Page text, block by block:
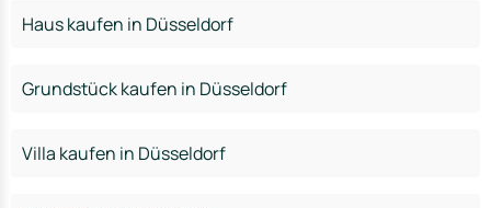
Haus kaufen in Düsseldorf
Grundstück kaufen in Düsseldorf
Villa kaufen in Düsseldorf